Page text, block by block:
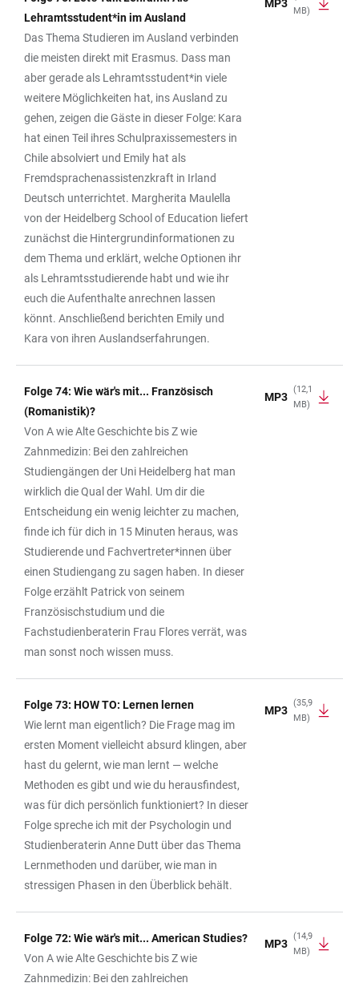
Lehramtsstudent*in im Ausland
Das Thema Studieren im Ausland verbinden
die meisten direkt mit Erasmus. Dass man
aber gerade als Lehramtsstudent*in viele
weitere Möglichkeiten hat, ins Ausland zu
gehen, zeigen die Gäste in dieser Folge: Kara
hat einen Teil ihres Schulpraxissemesters in
Chile absolviert und Emily hat als
Fremdsprachenassistenzkraft in Irland
Deutsch unterrichtet. Margherita Maulella
von der Heidelberg School of Education liefert
zunächst die Hintergrundinformationen zu
dem Thema und erklärt, welche Optionen ihr
als Lehramtsstudierende habt und wie ihr
euch die Aufenthalte anrechnen lassen
könnt. Anschließend berichten Emily und
Kara von ihren Auslandserfahrungen.
MP3
MB)
Folge 74: Wie wär's mit... Französisch
(Romanistik)?
Von A wie Alte Geschichte bis Z wie
Zahnmedizin: Bei den zahlreichen
Studiengängen der Uni Heidelberg hat man
wirklich die Qual der Wahl. Um dir die
Entscheidung ein wenig leichter zu machen,
finde ich für dich in 15 Minuten heraus, was
Studierende und Fachvertreter*innen über
einen Studiengang zu sagen haben. In dieser
Folge erzählt Patrick von seinem
Französischstudium und die
Fachstudienberaterin Frau Flores verrät, was
man sonst noch wissen muss.
MP3
(12,1
MB)
Folge 73: HOW TO: Lernen lernen
Wie lernt man eigentlich? Die Frage mag im
ersten Moment vielleicht absurd klingen, aber
hast du gelernt, wie man lernt — welche
Methoden es gibt und wie du herausfindest,
was für dich persönlich funktioniert? In dieser
Folge spreche ich mit der Psychologin und
Studienberaterin Anne Dutt über das Thema
Lernmethoden und darüber, wie man in
stressigen Phasen in den Überblick behält.
MP3
(35,9
MB)
Folge 72: Wie wär's mit... American Studies?
Von A wie Alte Geschichte bis Z wie
Zahnmedizin: Bei den zahlreichen
MP3
(14,9
MB)